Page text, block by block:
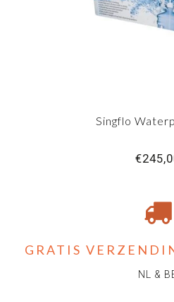
Singflo
GRATIS
NL &